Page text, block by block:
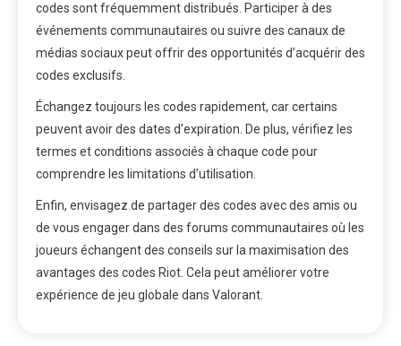
codes sont fréquemment distribués. Participer à des
événements communautaires ou suivre des canaux de
médias sociaux peut offrir des opportunités d’acquérir des
codes exclusifs.
Échangez toujours les codes rapidement, car certains
peuvent avoir des dates d’expiration. De plus, vérifiez les
termes et conditions associés à chaque code pour
comprendre les limitations d’utilisation.
Enfin, envisagez de partager des codes avec des amis ou
de vous engager dans des forums communautaires où les
joueurs échangent des conseils sur la maximisation des
avantages des codes Riot. Cela peut améliorer votre
expérience de jeu globale dans Valorant.